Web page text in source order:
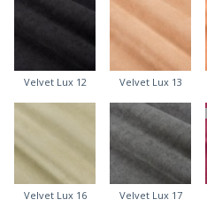
Velvet Lux 12 Velvet Lux 13
Velvet Lux 16 Velvet Lux 17